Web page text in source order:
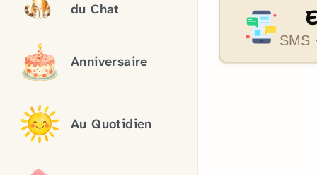
du Chat
Anniversaire
Au Quotidien
SMS